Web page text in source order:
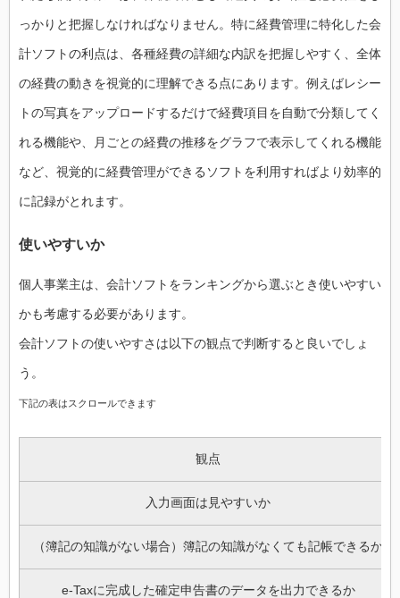
っかりと把握しなければなりません。特に経費管理に特化した会
計ソフトの利点は、各種経費の詳細な内訳を把握しやすく、全体
の経費の動きを視覚的に理解できる点にあります。例えばレシー
トの写真をアップロードするだけで経費項目を自動で分類してく
れる機能や、月ごとの経費の推移をグラフで表示してくれる機能
など、視覚的に経費管理ができるソフトを利用すればより効率的
に記録がとれます。
使いやすいか
個人事業主は、会計ソフトをランキングから選ぶとき使いやすい
かも考慮する必要があります。
会計ソフトの使いやすさは以下の観点で判断すると良いでしょ
う。
下記の表はスクロールできます
観点
入力画面は見やすいか
（簿記の知識がない場合）簿記の知識がなくても記帳できるか
e-Taxに完成した確定申告書のデータを出力できるか